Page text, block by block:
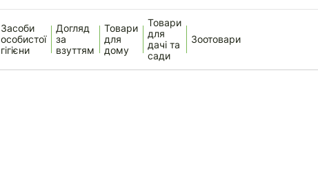
Засоби
особистої
гігієни
Догляд
за
взуттям
Товари
для
дому
Товари
для
дачі та
сади
Зоотовари